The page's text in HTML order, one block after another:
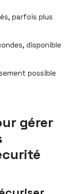
parfois plus
disponible
possible
gérer